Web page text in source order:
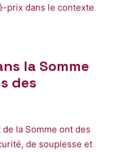
prix dans le contexte
la Somme
des
la Somme ont des
de souplesse et